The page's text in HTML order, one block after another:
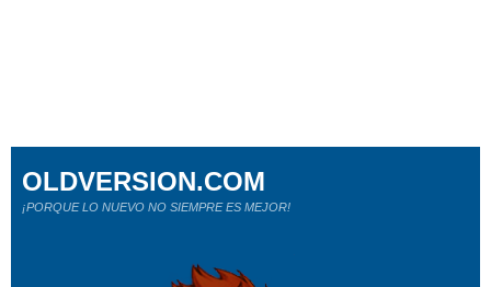
OLDVERSION.COM
¡PORQUE LO NUEVO NO SIEMPRE ES MEJOR!